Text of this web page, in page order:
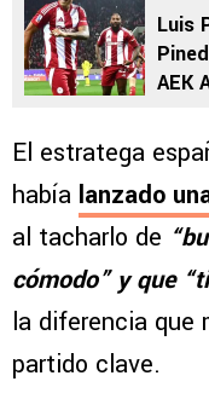
Luis
AEK
El estratega
había lanzado
al tacharlo de
cómodo” y que
la diferencia que
partido clave.